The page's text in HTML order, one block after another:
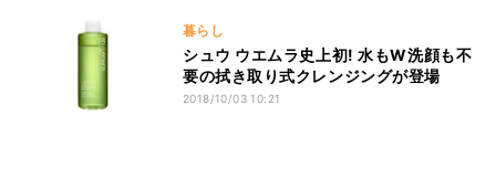
暮らし
シュウ ウエムラ史上初! 水もW洗顔も不
要の拭き取り式クレンジングが登場
2018/10/03 10:21